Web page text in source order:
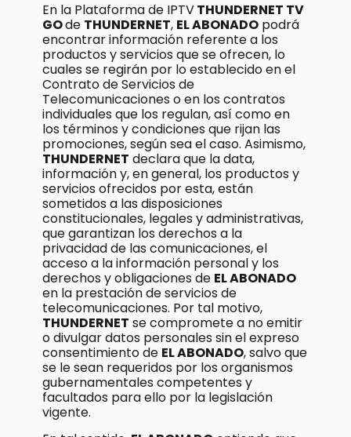
En la Plataforma de IPTVTHUNDERNET TV
GOde THUNDERNET, EL ABONADO podrá
encontrar información referente a los
productos y servicios que se ofrecen, lo
cuales se regirán por lo establecido en el
Contrato de Servicios de
Telecomunicaciones o en los contratos
individuales que los regulan, así como en
los términos y condiciones que rijan las
promociones, según sea el caso. Asimismo,
THUNDERNET declara que la data,
información y, en general, los productos y
servicios ofrecidos por esta, están
sometidos a las disposiciones
constitucionales, legales y administrativas,
que garantizan los derechos a la
privacidad de las comunicaciones, el
acceso a la información personal y los
derechos y obligaciones de EL ABONADO
en la prestación de servicios de
telecomunicaciones. Por tal motivo,
THUNDERNET se compromete a no emitir
o divulgar datos personales sin el expreso
consentimiento de EL ABONADO, salvo que
se le sean requeridos por los organismos
gubernamentales competentes y
facultados para ello por la legislación
vigente.